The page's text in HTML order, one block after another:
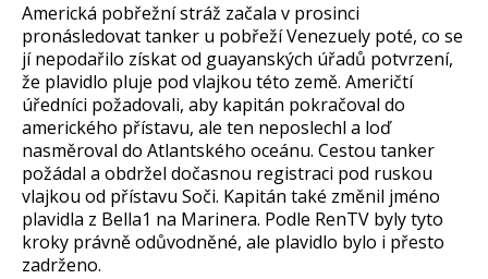
Americká pobřežní stráž začala v prosinci
pronásledovat tanker u pobřeží Venezuely poté, co se
jí nepodařilo získat od guayanských úřadů potvrzení,
že plavidlo pluje pod vlajkou této země. Američtí
úředníci požadovali, aby kapitán pokračoval do
amerického přístavu, ale ten neposlechl a loď
nasměroval do Atlantského oceánu. Cestou tanker
požádal a obdržel dočasnou registraci pod ruskou
vlajkou od přístavu Soči. Kapitán také změnil jméno
plavidla z Bella1 na Marinera. Podle RenTV byly tyto
kroky právně odůvodněné, ale plavidlo bylo i přesto
zadrženo.